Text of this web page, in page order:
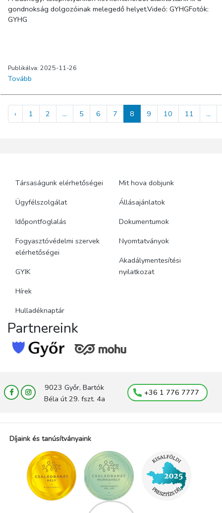
gondnokság dolgozóinak melegedő helyet.Videó: GYHGFotók:
GYHG
Publikálva: 2025-11-26
Tovább
‹ 1 2 ... 5 6 7 8 9 10 11 ...
Társaságunk elérhetőségei
Ügyfélszolgálat
Időpontfoglalás
Fogyasztóvédelmi szervek
elérhetőségei
GYIK
Hírek
Hulladéknaptár
Mit hova dobjunk
Állásajánlatok
Dokumentumok
Nyomtatványok
Akadálymentesítési
nyilatkozat
Partnereink
9023 Győr, Bartók
Béla út 29. fszt. 4a
+36 1 776 7777
Díjaink és tanúsítványaink